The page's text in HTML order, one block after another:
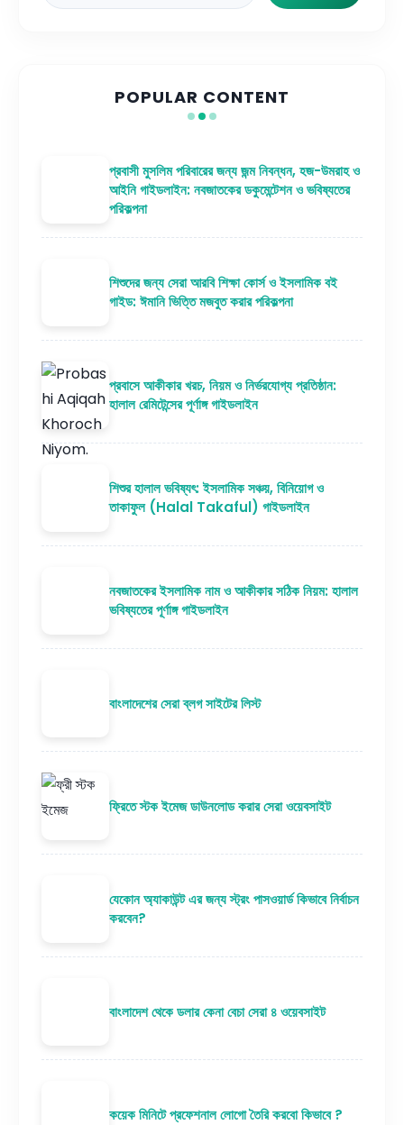
POPULAR CONTENT
প্রবাসী মুসলিম পরিবারের জন্য জন্ম নিবন্ধন, হজ-উমরাহ ও
আইনি গাইডলাইন: নবজাতকের ডকুমেন্টেশন ও ভবিষ্যতের
পরিকল্পনা
শিশুদের জন্য সেরা আরবি শিক্ষা কোর্স ও ইসলামিক বই
গাইড: ঈমানি ভিত্তি মজবুত করার পরিকল্পনা
প্রবাসে আকীকার খরচ, নিয়ম ও নির্ভরযোগ্য প্রতিষ্ঠান:
হালাল রেমিটেন্সের পূর্ণাঙ্গ গাইডলাইন
শিশুর হালাল ভবিষ্যৎ: ইসলামিক সঞ্চয়, বিনিয়োগ ও
তাকাফুল (Halal Takaful) গাইডলাইন
নবজাতকের ইসলামিক নাম ও আকীকার সঠিক নিয়ম: হালাল
ভবিষ্যতের পূর্ণাঙ্গ গাইডলাইন
বাংলাদেশের সেরা ব্লগ সাইটের লিস্ট
ফ্রিতে স্টক ইমেজ ডাউনলোড করার সেরা ওয়েবসাইট
যেকোন অ্যাকাউন্ট এর জন্য স্ট্রং পাসওয়ার্ড কিভাবে নির্বাচন
করবেন?
বাংলাদেশ থেকে ডলার কেনা বেচা সেরা ৪ ওয়েবসাইট
কয়েক মিনিটে প্রফেশনাল লোগো তৈরি করবো কিভাবে ?